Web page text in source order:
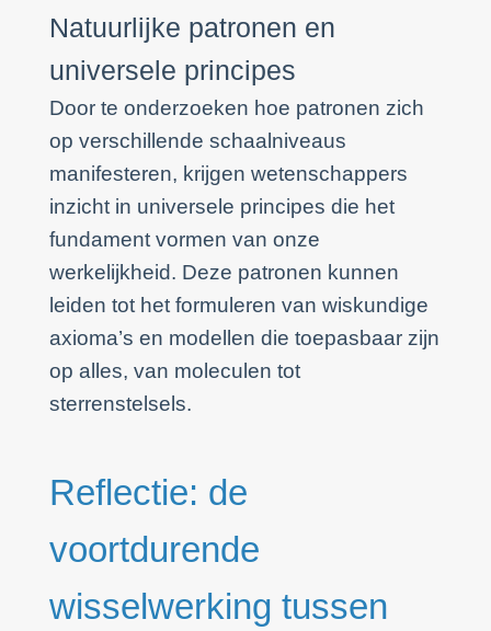
Natuurlijke patronen en
universele principes
Door te onderzoeken hoe patronen zich
op verschillende schaalniveaus
manifesteren, krijgen wetenschappers
inzicht in universele principes die het
fundament vormen van onze
werkelijkheid. Deze patronen kunnen
leiden tot het formuleren van wiskundige
axioma’s en modellen die toepasbaar zijn
op alles, van moleculen tot
sterrenstelsels.
Reflectie: de
voortdurende
wisselwerking tussen